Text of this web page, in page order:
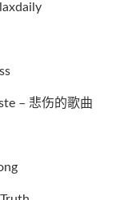
– 悲伤的歌曲